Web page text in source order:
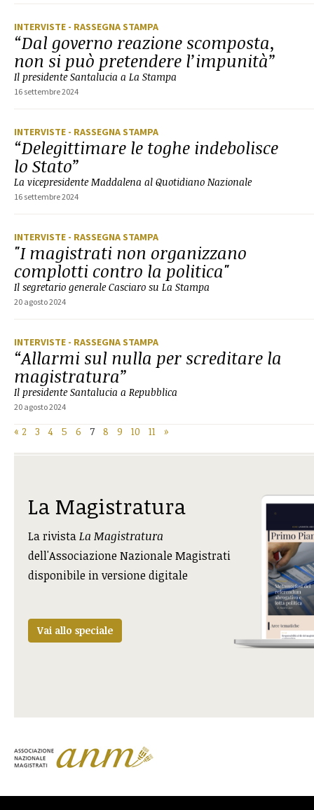
INTERVISTE - RASSEGNA STAMPA
“Dal governo reazione scomposta,
non si può pretendere l’impunità”
Il presidente Santalucia a La Stampa
16 settembre 2024
INTERVISTE - RASSEGNA STAMPA
“Delegittimare le toghe indebolisce
lo Stato”
La vicepresidente Maddalena al Quotidiano Nazionale
16 settembre 2024
INTERVISTE - RASSEGNA STAMPA
"I magistrati non organizzano
complotti contro la politica"
Il segretario generale Casciaro su La Stampa
20 agosto 2024
INTERVISTE - RASSEGNA STAMPA
“Allarmi sul nulla per screditare la
magistratura”
Il presidente Santalucia a Repubblica
20 agosto 2024
« 2 3 4 5 6 7 8 9 10 11 »
La Magistratura
La rivistaLa Magistratura
dell'Associazione Nazionale Magistrati
disponibile in versione digitale
Vai allo speciale